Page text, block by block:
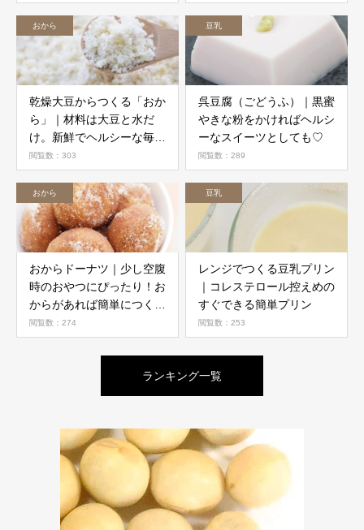
おから
乾燥大豆からつくる「おか
ら」｜材料は大豆と水だ
け。新鮮でヘルシーな毎日
を！
閲覧数：303
豆乳
呉豆腐（ごどうふ）｜黒蜜
やきな粉をかければヘルシ
ーなスイーツとしても♡
閲覧数：289
おから
おからドーナツ｜少し空腹
時のおやつにぴったり！お
からがあれば簡単につくれ
ます
閲覧数：274
豆乳
レンジでつくる豆乳プリン
｜コレステロール控えめの
すぐできる簡単プリン
閲覧数：253
ランキング一覧